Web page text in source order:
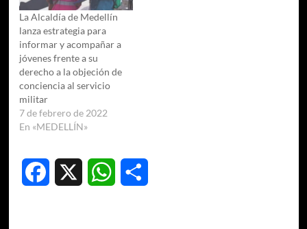
La Alcaldía de Medellín
lanza estrategia para
informar y acompañar a
jóvenes frente a su
derecho a la objeción de
conciencia al servicio
militar
7 de febrero de 2022
En «MEDELLÍN»
Facebook WhatsApp